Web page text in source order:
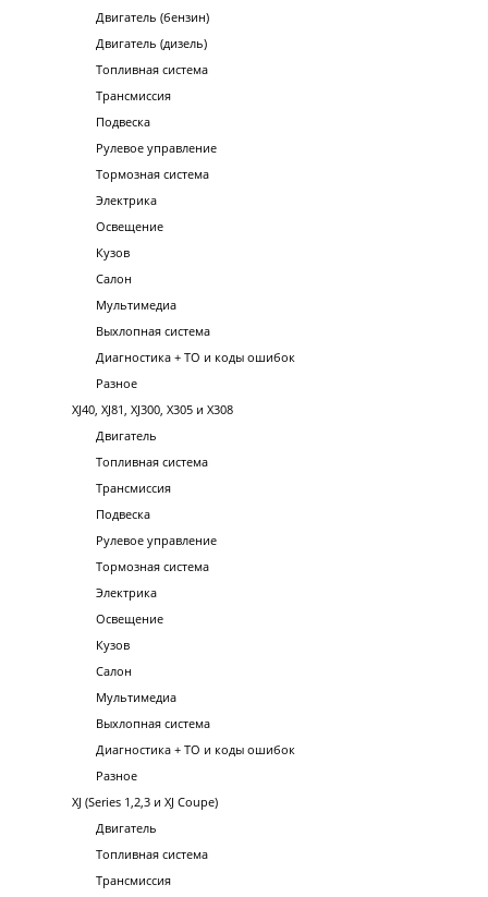
Двигатель (бензин)
Двигатель (дизель)
Топливная система
Трансмиссия
Подвеска
Рулевое управление
Тормозная система
Электрика
Освещение
Кузов
Салон
Мультимедиа
Выхлопная система
Диагностика + ТО и коды ошибок
Разное
XJ40, XJ81, XJ300, X305 и X308
Двигатель
Топливная система
Трансмиссия
Подвеска
Рулевое управление
Тормозная система
Электрика
Освещение
Кузов
Салон
Мультимедиа
Выхлопная система
Диагностика + ТО и коды ошибок
Разное
XJ (Series 1,2,3 и XJ Coupe)
Двигатель
Топливная система
Трансмиссия